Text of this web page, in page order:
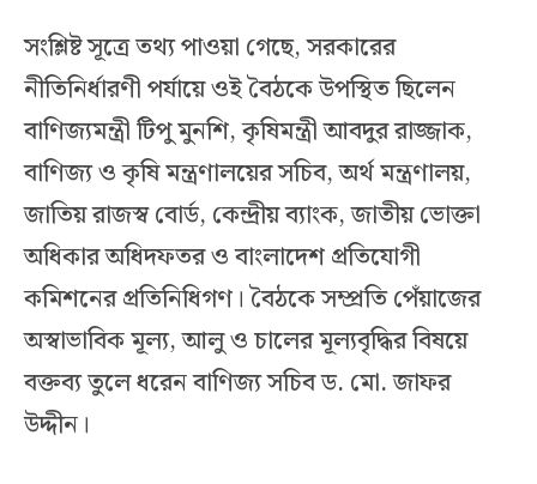
সংশ্লিষ্ট সূত্রে তথ্য পাওয়া গেছে, সরকারের
নীতিনির্ধারণী পর্যায়ে ওই বৈঠকে উপস্থিত ছিলেন
বাণিজ্যমন্ত্রী টিপু মুনশি, কৃষিমন্ত্রী আবদুর রাজ্জাক,
বাণিজ্য ও কৃষি মন্ত্রণালয়ের সচিব, অর্থ মন্ত্রণালয়,
জাতিয় রাজস্ব বোর্ড, কেন্দ্রীয় ব্যাংক, জাতীয় ভোক্তা
অধিকার অধিদফতর ও বাংলাদেশ প্রতিযোগী
কমিশনের প্রতিনিধিগণ। বৈঠকে সম্প্রতি পেঁয়াজের
অস্বাভাবিক মূল্য, আলু ও চালের মূল্যবৃদ্ধির বিষয়ে
বক্তব্য তুলে ধরেন বাণিজ্য সচিব ড. মো. জাফর
উদ্দীন।